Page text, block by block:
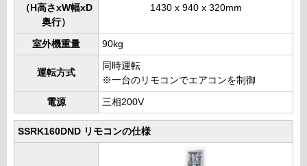
（H高さxW幅xD
奥行）
1430 x 940 x 320mm
室外機重量 90kg
運転方式
同時運転
※一台のリモコンでエアコンを制御
電源 三相200V
SSRK160DND リモコンの仕様